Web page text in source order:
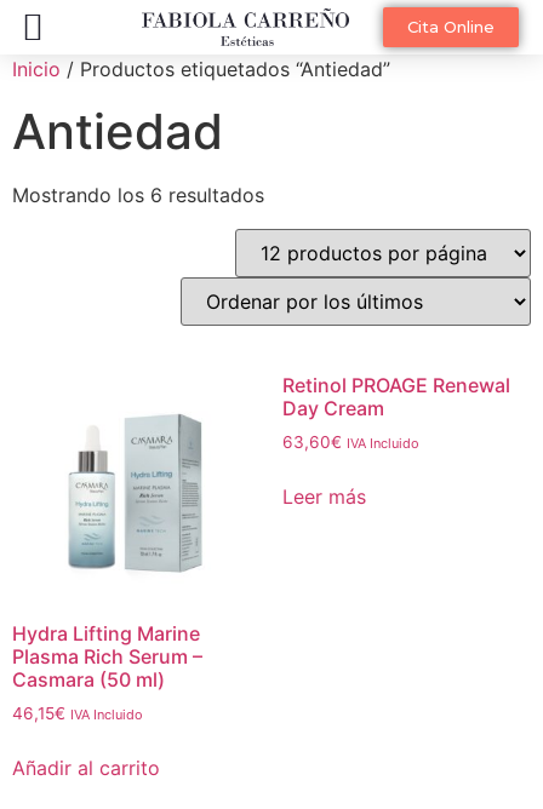
Cita Online
Inicio / Productos etiquetados “Antiedad”
Antiedad
Mostrando los 6 resultados
Hydra Lifting Marine
Plasma Rich Serum –
Casmara (50 ml)
46,15€ IVA Incluido
Añadir al carrito
Retinol PROAGE Renewal
Day Cream
63,60€ IVA Incluido
Leer más